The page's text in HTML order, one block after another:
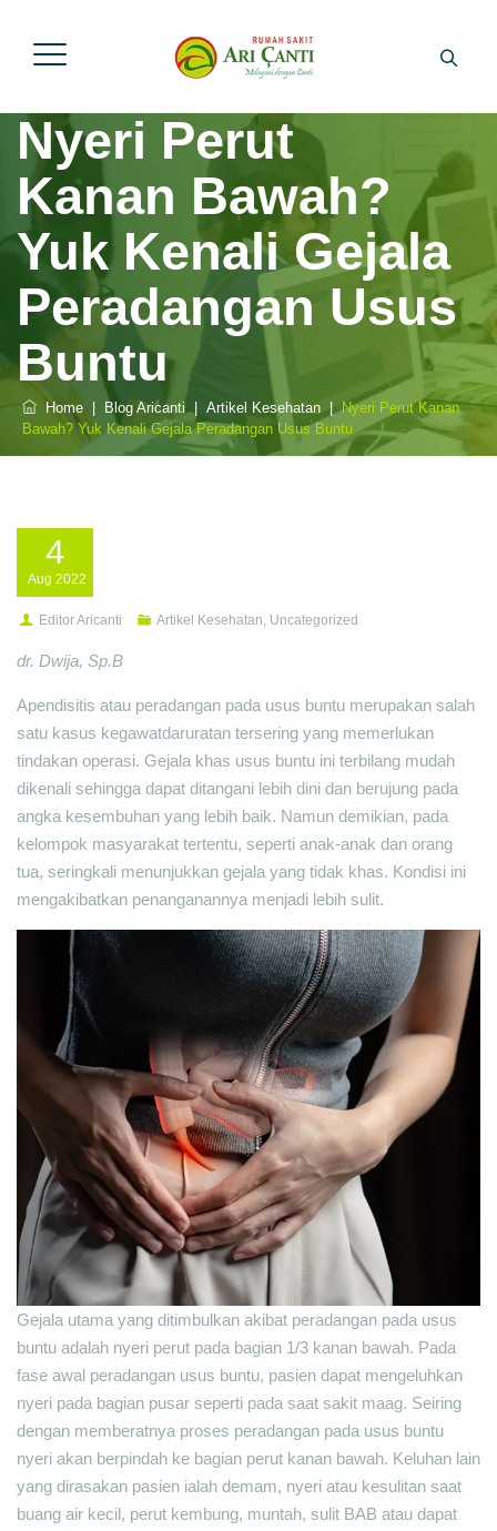
Nyeri Perut
Kanan Bawah?
Yuk Kenali Gejala
Peradangan Usus
Buntu
Home Blog Aricanti | Artikel Kesehatan |Nyeri Perut Kanan
Bawah? Yuk Kenali Gejala Peradangan Usus Buntu
4
Aug 2022
Editor Aricanti Artikel Kesehatan, Uncategorized
dr. Dwija, Sp.B
Apendisitis atau peradangan pada usus buntu merupakan salah
satu kasus kegawatdaruratan tersering yang memerlukan
tindakan operasi. Gejala khas usus buntu ini terbilang mudah
dikenali sehingga dapat ditangani lebih dini dan berujung pada
angka kesembuhan yang lebih baik. Namun demikian, pada
kelompok masyarakat tertentu, seperti anak-anak dan orang
tua, seringkali menunjukkan gejala yang tidak khas. Kondisi ini
mengakibatkan penanganannya menjadi lebih sulit.
Gejala utama yang ditimbulkan akibat peradangan pada usus
buntu adalah nyeri perut pada bagian 1/3 kanan bawah. Pada
fase awal peradangan usus buntu, pasien dapat mengeluhkan
nyeri pada bagian pusar seperti pada saat sakit maag. Seiring
dengan memberatnya proses peradangan pada usus buntu
nyeri akan berpindah ke bagian perut kanan bawah. Keluhan lain
yang dirasakan pasien ialah demam, nyeri atau kesulitan saat
buang air kecil, perut kembung, muntah, sulit BAB atau dapat